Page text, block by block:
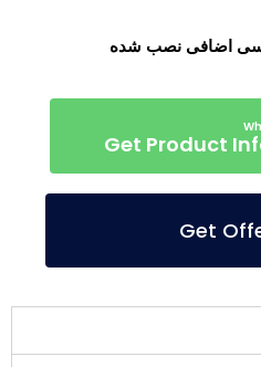
اضافی نصب شده
Get Product